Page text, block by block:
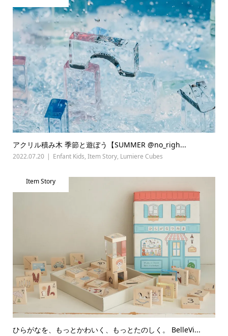
アクリル積み木 季節と遊ぼう【SUMMER @no_righ...
2022.07.20 Enfant Kids, Item Story, Lumiere Cubes
Item Story
ひらがなを、もっとかわいく、もっとたのしく。 BelleVi...